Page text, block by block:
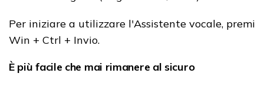
Per iniziare a utilizzare l'Assistente vocale, premi
Win + Ctrl + Invio.
È più facile che mai rimanere al sicuro